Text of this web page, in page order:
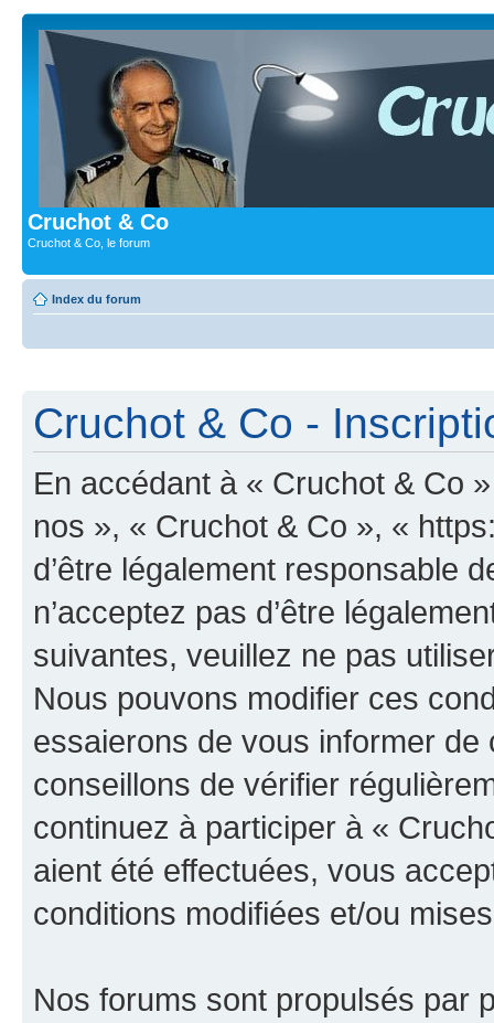
Cruchot & Co
Cruchot & Co, le forum
Index du forum
Cruchot & Co -
En accédant à « Cruchot & Co
nos », « Cruchot & Co », «
d’être légalement responsable
n’acceptez pas d’être
suivantes, veuillez ne pas
Nous pouvons modifier ces
essaierons de vous informer
conseillons de vérifier
continuez à participer à «
aient été effectuées, vous
conditions modifiées et/ou
Nos forums sont propulsés par